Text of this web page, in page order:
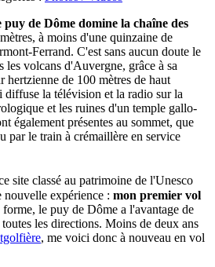
puy de Dôme domine la chaîne des
à moins d'une quinzaine de
Ferrand. C'est sans aucun doute le
les volcans d'Auvergne, grâce à sa
hertzienne de 100 mètres de haut
diffuse la télévision et la radio sur la
et les ruines d'un temple gallo-
également présentes au sommet, que
par le train à crémaillère en service
site classé au patrimoine de l'Unesco
expérience : mon premier vol
forme, le puy de Dôme a l'avantage de
les directions. Moins de deux ans
, me voici donc à nouveau en vol